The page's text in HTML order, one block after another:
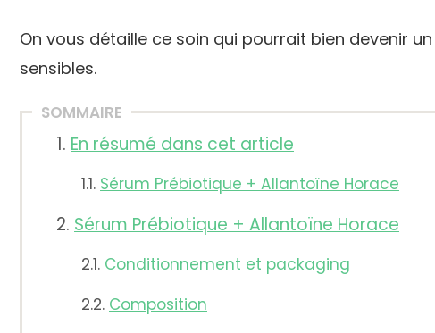
On vous détaille ce soin qui pourrait bien devenir
sensibles.
SOMMAIRE
En résumé dans cet article
Sérum Prébiotique + Allantoïne Horace
Sérum Prébiotique + Allantoïne Horace
Conditionnement et packaging
Composition